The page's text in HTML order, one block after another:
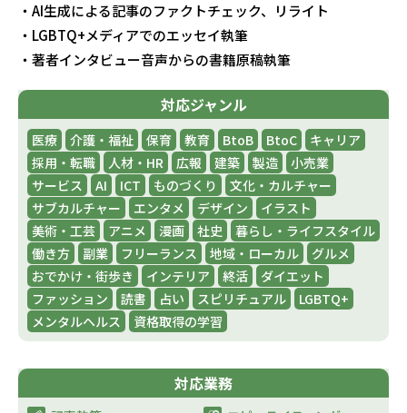
・AI生成による記事のファクトチェック、リライト
・LGBTQ+メディアでのエッセイ執筆
・著者インタビュー音声からの書籍原稿執筆
対応ジャンル
医療 介護・福祉 保育 教育 BtoB BtoC
キャリア
採用・転職
人材・HR 広報 建築 製造
小売業
サービス
AI ICT ものづくり
文化・カルチャー
サブカルチャー
エンタメ デザイン
イラスト
美術・工芸
アニメ 漫画 社史
暮らし・ライフスタイル
働き方
副業 フリーランス 地域・ローカル
グルメ
おでかけ・街歩き
インテリア 終活
ダイエット
ファッション
読書 占い スピリチュアル
LGBTQ+
メンタルヘルス
資格取得の学習
対応業務